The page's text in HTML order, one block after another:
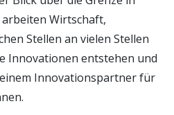
Wirtschaft,
Stellen an vielen Stellen
Innovationen entstehen und
Innovationspartner für